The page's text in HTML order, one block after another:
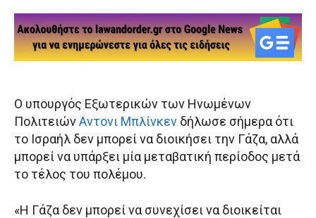
Ο υπουργός Εξωτερικών των Ηνωμένων
ΠολιτειώνΑντονι Μπλίνκεν δήλωσε σήμερα ότι
το Ισραήλ δεν μπορεί να διοικήσει την Γάζα, αλλά
μπορεί να υπάρξει μία μεταβατική περίοδος μετά
το τέλος του πολέμου.
«Η Γάζα δεν μπορεί να συνεχίσει να διοικείται